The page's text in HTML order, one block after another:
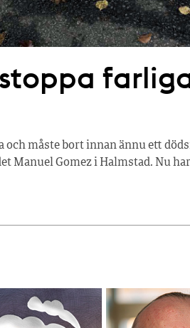
måste bort innan ännu ett
Manuel Gomez i Halmstad. Nu